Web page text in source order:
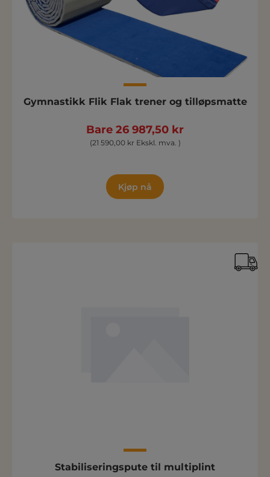
Gymnastikk Flik Flak trener og tilløpsmatte
Bare 26 987,50 kr
(21 590,00 kr Ekskl. mva. )
Kjøp nå
Stabiliseringspute til multiplint